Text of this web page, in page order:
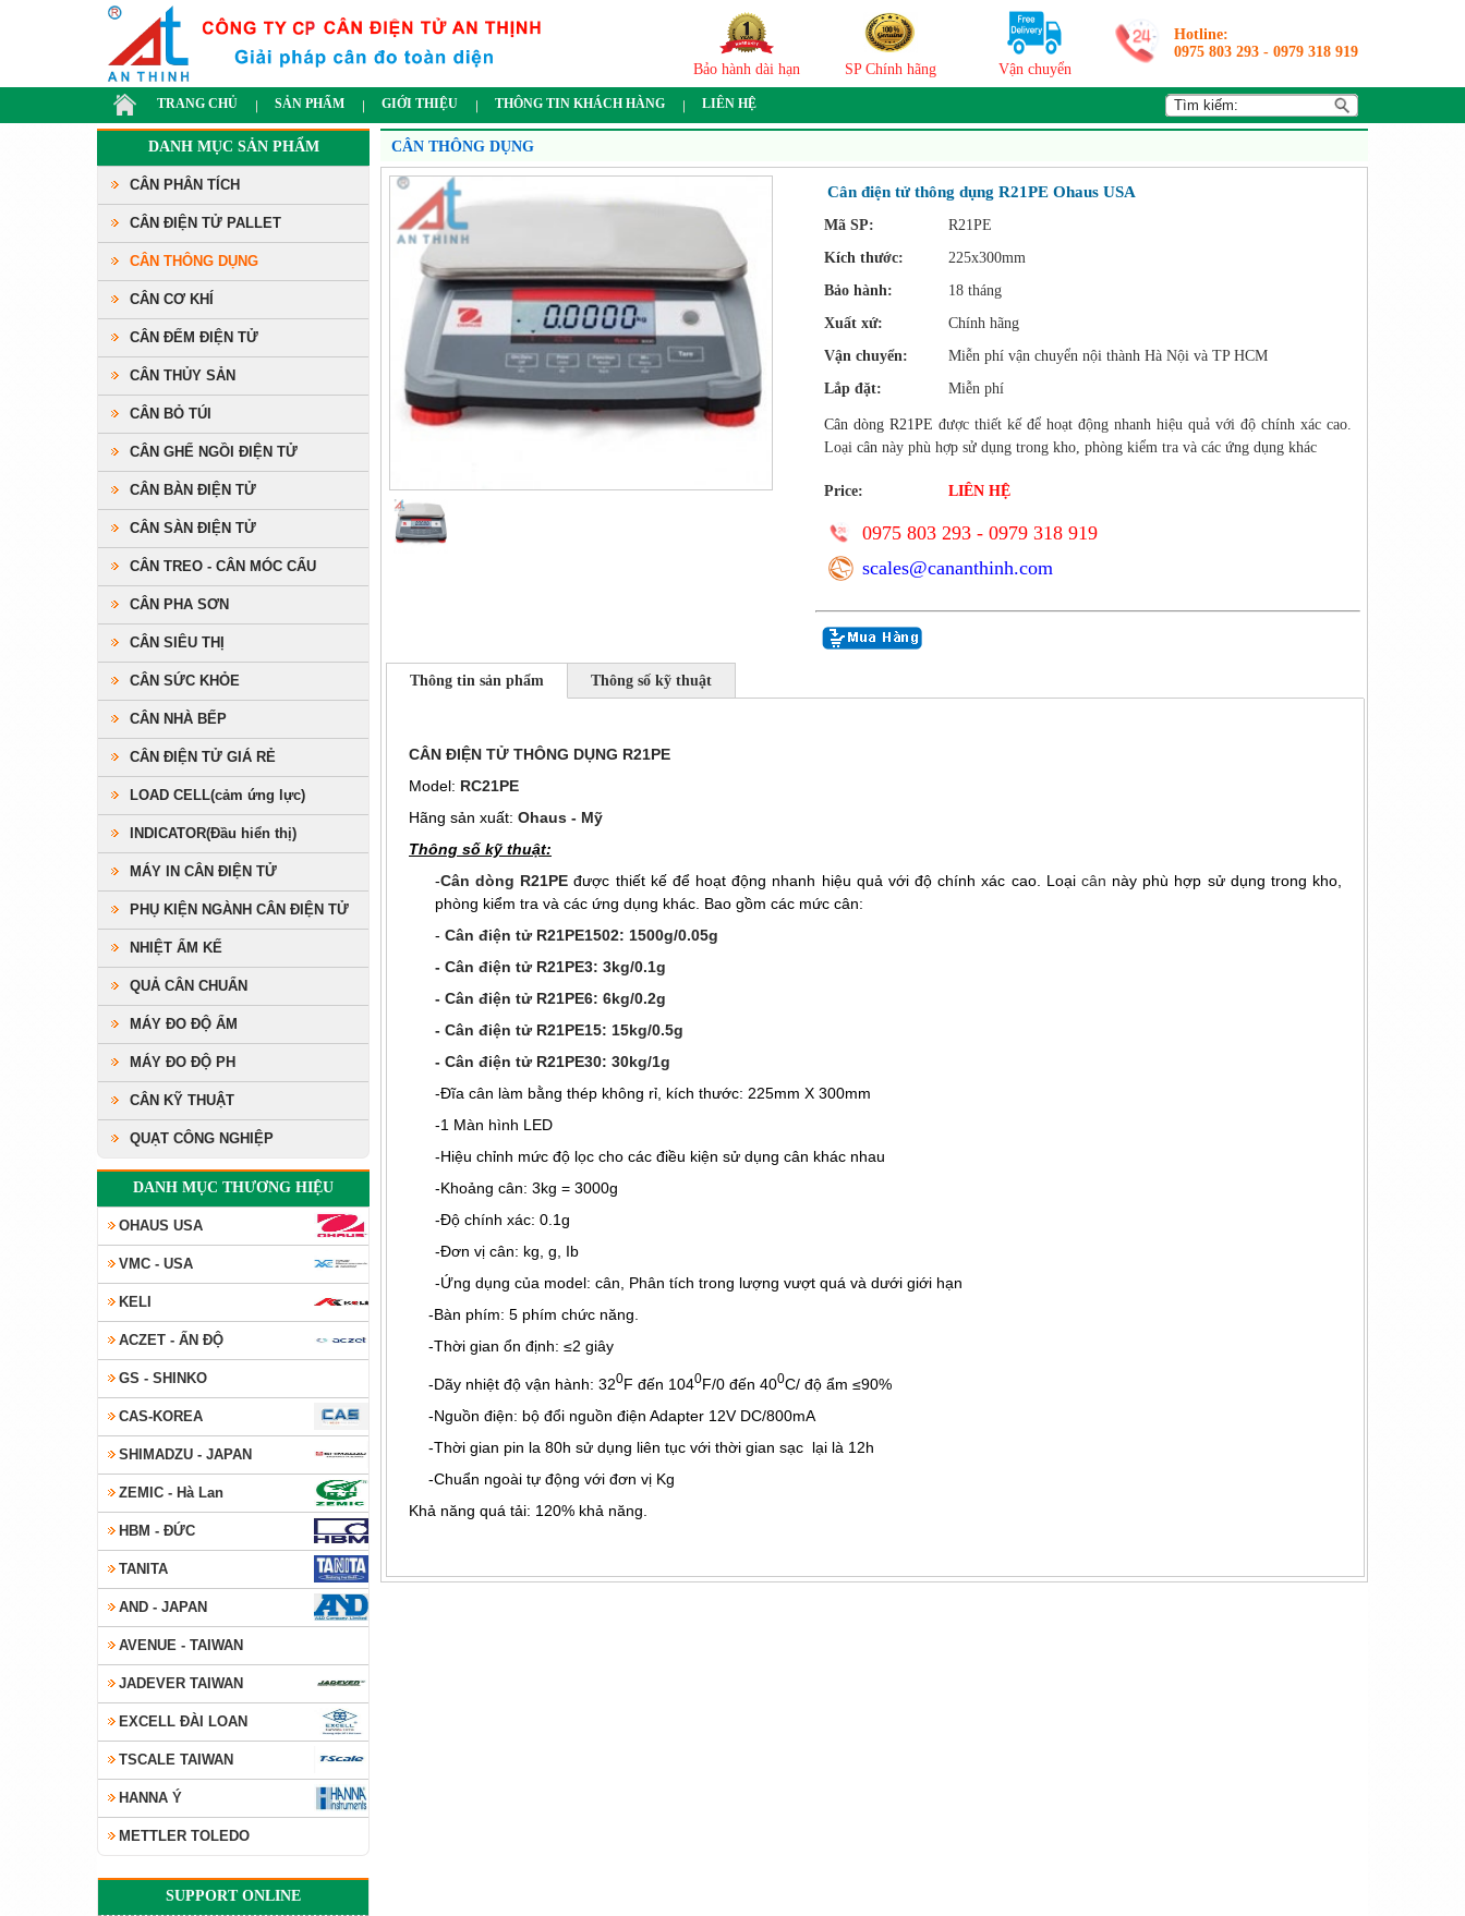
Bảo hành dài hạn SP Chính hãng Vận chuyển
Hotline:
0975 803 293 - 0979 318 919
TRANG CHỦ SẢN PHẨM GIỚI THIỆU THÔNG TIN KHÁCH HÀNG LIÊN HỆ
DANH MỤC SẢN PHẨM
CÂN PHÂN TÍCH
CÂN ĐIỆN TỬ PALLET
CÂN THÔNG DỤNG
CÂN CƠ KHÍ
CÂN ĐẾM ĐIỆN TỬ
CÂN THỦY SẢN
CÂN BỎ TÚI
CÂN GHẾ NGỒI ĐIỆN TỬ
CÂN BÀN ĐIỆN TỬ
CÂN SÀN ĐIỆN TỬ
CÂN TREO - CÂN MÓC CẨU
CÂN PHA SƠN
CÂN SIÊU THỊ
CÂN SỨC KHỎE
CÂN NHÀ BẾP
CÂN ĐIỆN TỬ GIÁ RẺ
LOAD CELL(cảm ứng lực)
INDICATOR(Đầu hiển thị)
MÁY IN CÂN ĐIỆN TỬ
PHỤ KIỆN NGÀNH CÂN ĐIỆN TỬ
NHIỆT ẨM KẾ
QUẢ CÂN CHUẨN
MÁY ĐO ĐỘ ẨM
MÁY ĐO ĐỘ PH
CÂN KỸ THUẬT
QUẠT CÔNG NGHIỆP
DANH MỤC THƯƠNG HIỆU
OHAUS USA
VMC - USA
KELI
ACZET - ẤN ĐỘ
GS - SHINKO
CAS-KOREA
SHIMADZU - JAPAN
ZEMIC - Hà Lan
HBM - ĐỨC
TANITA
AND - JAPAN
AVENUE - TAIWAN
JADEVER TAIWAN
EXCELL ĐÀI LOAN
TSCALE TAIWAN
HANNA Ý
METTLER TOLEDO
SUPPORT ONLINE
CÂN THÔNG DỤNG
Cân điện tử thông dụng R21PE Ohaus USA
Mã SP:
R21PE
Kích thước:
225x300mm
Bảo hành:
18 tháng
Xuất xứ:
Chính hãng
Vận chuyển:
Miễn phí vận chuyển nội thành Hà Nội và TP HCM
Lắp đặt:
Miễn phí
Cân dòng R21PE được thiết kế để hoạt động nhanh hiệu quả với độ chính xác cao.
Loại cân này phù hợp sử dụng trong kho, phòng kiểm tra và các ứng dụng khác
Price: LIÊN HỆ
0975 803 293 - 0979 318 919
scales@cananthinh.com
Thông tin sản phẩm Thông số kỹ thuật
CÂN ĐIỆN TỬ THÔNG DỤNG R21PE
Model: RC21PE
Hãng sản xuất: Ohaus - Mỹ
Thông số kỹ thuật:
-Cân dòng R21PE được thiết kế để hoạt động nhanh hiệu quả với độ chính xác cao. Loại cân này phù hợp sử dụng trong kho,
phòng kiểm tra và các ứng dụng khác. Bao gồm các mức cân:
- Cân điện tử R21PE1502: 1500g/0.05g
- Cân điện tử R21PE3: 3kg/0.1g
- Cân điện tử R21PE6: 6kg/0.2g
- Cân điện tử R21PE15: 15kg/0.5g
- Cân điện tử R21PE30: 30kg/1g
-Đĩa cân làm bằng thép không rỉ, kích thước: 225mm X 300mm
-1 Màn hình LED
-Hiệu chỉnh mức độ lọc cho các điều kiện sử dụng cân khác nhau
-Khoảng cân: 3kg = 3000g
-Độ chính xác: 0.1g
-Đơn vị cân: kg, g, Ib
-Ứng dụng của model: cân, Phân tích trong lượng vượt quá và dưới giới hạn
-Bàn phím: 5 phím chức năng.
-Thời gian ổn định: ≤2 giây
-Dãy nhiệt độ vận hành: 320F đến 1040F/0 đến 400C/ độ ẩm ≤90%
-Nguồn điện: bộ đổi nguồn điện Adapter 12V DC/800mA
-Thời gian pin la 80h sử dụng liên tục với thời gian sạc lại là 12h
-Chuẩn ngoài tự động với đơn vị Kg
Khả năng quá tải: 120% khả năng.